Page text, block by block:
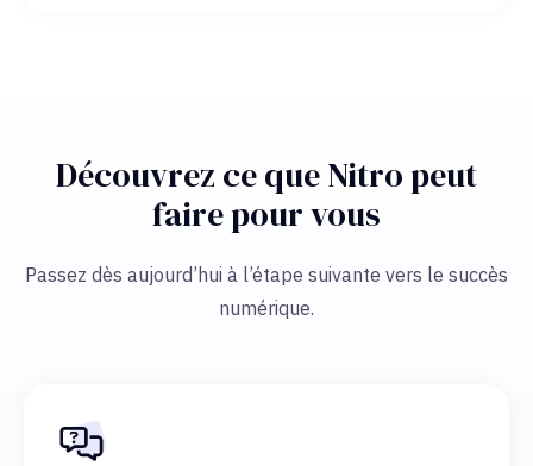
Découvrez ce que Nitro peut
faire pour vous
Passez dès aujourd’hui à l’étape suivante vers le succès
numérique.